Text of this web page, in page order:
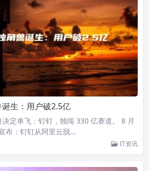
生：用户破2.5亿
定单飞：钉钉，独闯 330 亿赛道。 8 月
布：钉钉从阿里云脱…
IT资讯